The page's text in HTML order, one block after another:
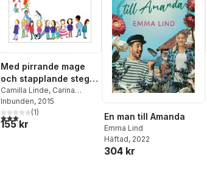
Med pirrande mage
och stapplande steg :
korta berättelser för
barn om att börja
skolan
Camilla Linde, Carina
Aynsley,Emma Lind
Torsten Larsson
Ullerud,
Inbunden, 2015
3,0utav 5 stjärnor. Totalt antal röster:
(1)
155 kr
En man till Amanda
Emma Lind
Häftad, 2022
304 kr